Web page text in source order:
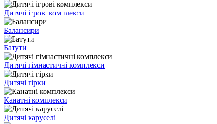
Дитячі ігрові комплекси
Балансири
Батути
Дитячі гімнастичні комплекси
Дитячі гірки
Канатні комплекси
Дитячі каруселі